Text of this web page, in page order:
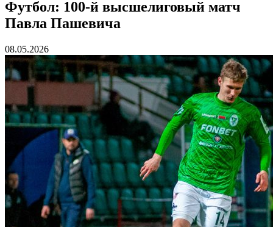
Футбол: 100-й высшелиговый матч
Павла Пашевича
08.05.2026